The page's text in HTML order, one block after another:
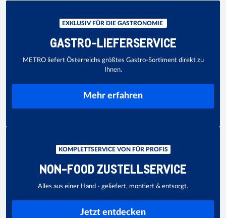
EXKLUSIV FÜR DIE GASTRONOMIE
GASTRO-LIEFERSERVICE
METRO liefert Österreichs größtes Gastro-Sortiment direkt zu
Ihnen.
Mehr erfahren
KOMPLETTSERVICE VON FÜR PROFIS
NON-FOOD ZUSTELLSERVICE
Alles aus einer Hand - geliefert, montiert & entsorgt.
Jetzt entdecken